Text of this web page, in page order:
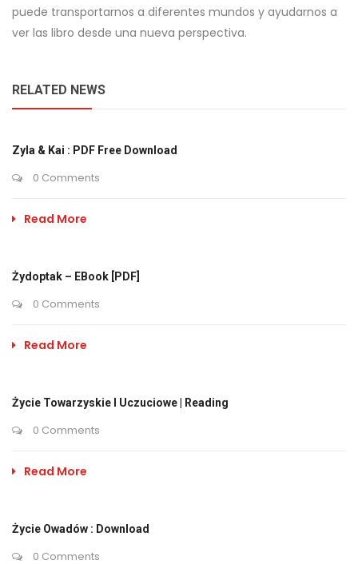
puede transportarnos a diferentes mundos y ayudarnos a
ver las libro desde una nueva perspectiva.
RELATED NEWS
Zyla & Kai : PDF Free Download
0 Comments
Read More
Żydoptak – EBook [PDF]
0 Comments
Read More
Życie Towarzyskie I Uczuciowe | Reading
0 Comments
Read More
Życie Owadów : Download
0 Comments